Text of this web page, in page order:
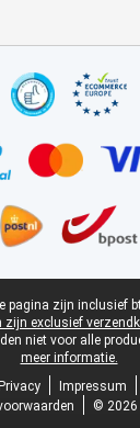
pagina zijn inclusief
zijn exclusief
niet voor alle
meer informatie.
Privacy Impressum
© 2026